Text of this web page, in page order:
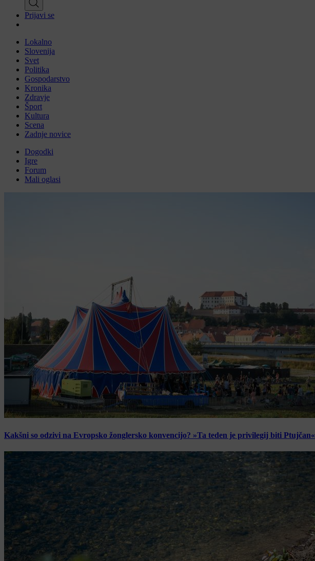
Prijavi se
Lokalno
Slovenija
Svet
Politika
Gospodarstvo
Kronika
Zdravje
Šport
Kultura
Scena
Zadnje novice
Dogodki
Igre
Forum
Mali oglasi
Kakšni so odzivi na Evropsko žonglersko konvencijo? »Ta teden je privilegij biti Ptujčan«